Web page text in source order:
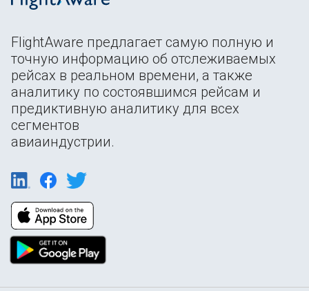
FlightAware предлагает самую полную и
точную информацию об отслеживаемых
рейсах в реальном времени, а также
аналитику по состоявшимся рейсам и
предиктивную аналитику для всех
сегментов
авиаиндустрии.